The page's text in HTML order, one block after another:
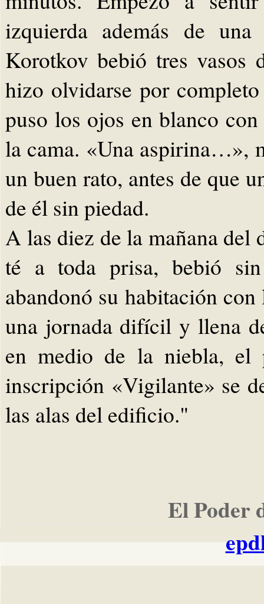
izquierda además de
Korotkov bebió tres
hizo olvidarse por
puso los ojos en blanco
la cama. «Una aspirina…»,
un buen rato, antes de que
de él sin piedad.
A las diez de la mañana
té a toda prisa, bebió
abandonó su habitación
una jornada difícil y llena
en medio de la niebla, el
inscripción «Vigilante» se
las alas del edificio."
El Poder